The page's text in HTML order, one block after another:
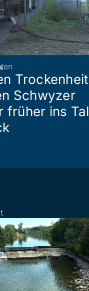
Trockenheit
Schwyzer
früher ins Tal